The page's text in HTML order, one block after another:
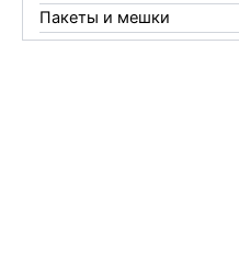
Пакеты и мешки
Перчатки